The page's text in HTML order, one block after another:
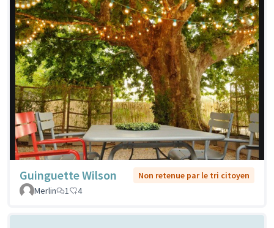
Guinguette Wilson
Non retenue par le tri citoyen
Merlin
1 4